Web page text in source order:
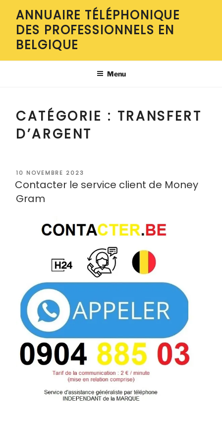
contenu
principal
ANNUAIRE TÉLÉPHONIQUE
DES PROFESSIONNELS EN
BELGIQUE
Menu
CATÉGORIE : TRANSFERT
D’ARGENT
PUBLIÉ
LE
10 NOVEMBRE 2023
Contacter le service client de Money
Gram